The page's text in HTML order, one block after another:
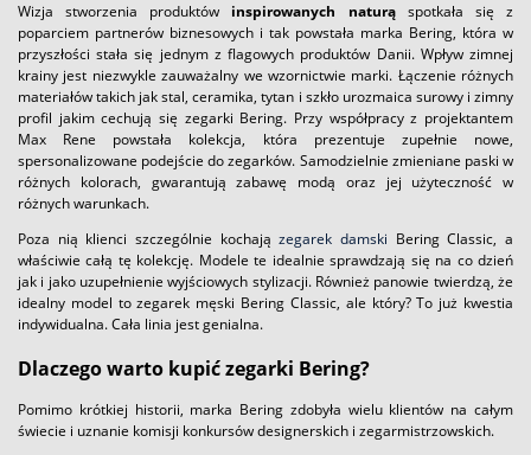
Wizja stworzenia produktów inspirowanych naturąspotkała się z
poparciem partnerów biznesowych i tak powstała marka Bering, która w
przyszłości stała się jednym z flagowych produktów Danii. Wpływ zimnej
krainy jest niezwykle zauważalny we wzornictwie marki. Łączenie różnych
materiałów takich jak stal, ceramika, tytan i szkło urozmaica surowy i zimny
profil jakim cechują się zegarki Bering. Przy współpracy z projektantem
Max Rene powstała kolekcja, która prezentuje zupełnie nowe,
spersonalizowane podejście do zegarków. Samodzielnie zmieniane paski w
różnych kolorach, gwarantują zabawę modą oraz jej użyteczność w
różnych warunkach.
Poza nią klienci szczególnie kochają zegarek damski Bering Classic, a
właściwie całą tę kolekcję. Modele te idealnie sprawdzają się na co dzień
jak i jako uzupełnienie wyjściowych stylizacji. Również panowie twierdzą, że
idealny model to zegarek męski Bering Classic, ale który? To już kwestia
indywidualna. Cała linia jest genialna.
Dlaczego warto kupić zegarki Bering?
Pomimo krótkiej historii, marka Bering zdobyła wielu klientów na całym
świecie i uznanie komisji konkursów designerskich i zegarmistrzowskich.